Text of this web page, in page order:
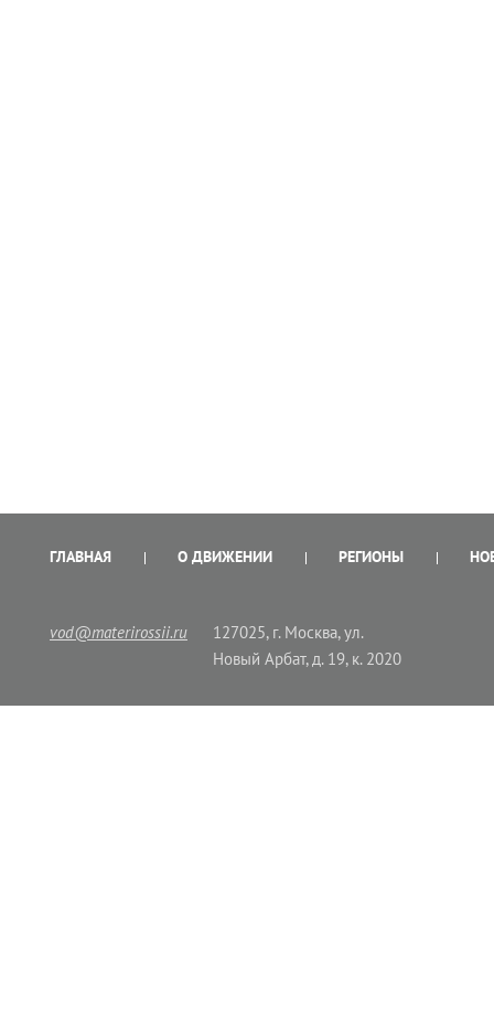
ГЛАВНАЯ О ДВИЖЕНИИ РЕГИОНЫ
vod@materirossii.ru
127025, г. Москва, ул.
Новый Арбат, д. 19, к. 2020